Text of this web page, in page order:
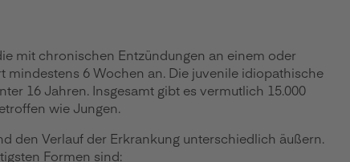
mit chronischen Entzündungen an einem oder
6 Wochen an. Die juvenile idiopathische
16 Jahren. Insgesamt gibt es vermutlich 15.000
wie Jungen.
den Verlauf der Erkrankung unterschiedlich äußern.
Formen sind: